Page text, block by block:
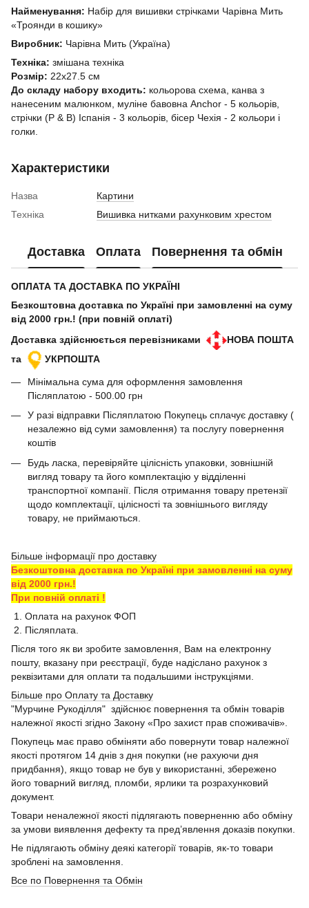
Найменування: Набір для вишивки стрічками Чарівна Мить
«Троянди в кошику»
Виробник: Чарівна Мить (Україна)
Техніка: змішана техніка
Розмір: 22x27.5 см
До складу набору входить: кольорова схема, канва з
нанесеним малюнком, муліне бавовна Anchor - 5 кольорів,
стрічки (P & B) Іспанія - 3 кольорів, бісер Чехія - 2 кольори і
голки.
Характеристики
Назва
Картини
Техніка
Вишивка нитками рахунковим хрестом
Доставка Оплата Повернення та обмін
ОПЛАТА ТА ДОСТАВКА ПО УКРАЇНІ
Безкоштовна доставка по Україні при замовленні на суму
від 2000 грн.! (при повній оплаті)
Доставка здійснюється перевізниками
НОВА ПОШТА
та
УКРПОШТА
Мінімальна сума для оформлення замовлення
Післяплатою - 500.00 грн
У разі відправки Післяплатою Покупець сплачує доставку (
незалежно від суми замовлення) та послугу повернення
коштів
Будь ласка, перевіряйте цілісність упаковки, зовнішній
вигляд товару та його комплектацію у відділенні
транспортної компанії. Після отримання товару претензії
щодо комплектації, цілісності та зовнішнього вигляду
товару, не приймаються.
Більше інформації про доставку
Безкоштовна доставка по Україні при замовленні на суму
від 2000 грн.!
При повній оплаті !
1. Оплата на рахунок ФОП
2. Післяплата.
Після того як ви зробите замовлення, Вам на електронну
пошту, вказану при реєстрації, буде надіслано рахунок з
реквізитами для оплати та подальшими інструкціями.
Більше про Оплату та Доставку
"Мурчине Рукоділля" здійснює повернення та обмін товарів
належної якості згідно Закону «Про захист прав споживачів».
Покупець має право обміняти або повернути товар належної
якості протягом 14 днів з дня покупки (не рахуючи дня
придбання), якщо товар не був у використанні, збережено
його товарний вигляд, пломби, ярлики та розрахунковий
документ.
Товари неналежної якості підлягають поверненню або обміну
за умови виявлення дефекту та пред’явлення доказів покупки.
Не підлягають обміну деякі категорії товарів, як-то товари
зроблені на замовлення.
Все по Повернення та Обмін